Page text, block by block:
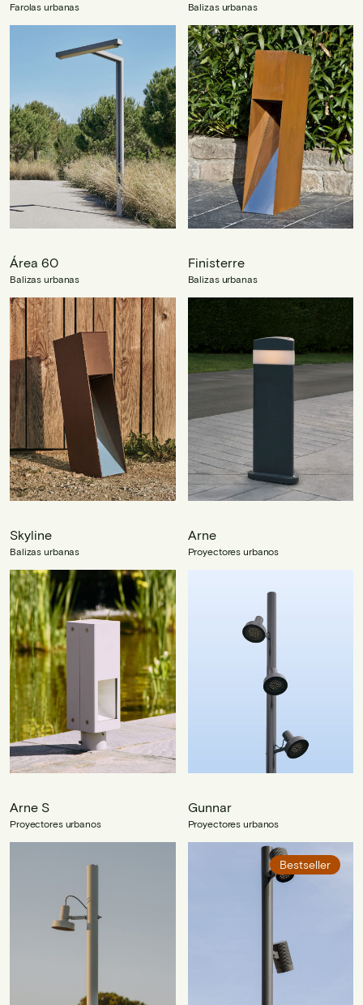
Farolas urbanas Balizas urbanas
Área 60
Balizas urbanas
Finisterre
Balizas urbanas
Skyline
Balizas urbanas
Arne
Proyectores urbanos
Arne S
Proyectores urbanos
Gunnar
Proyectores urbanos
Bestseller